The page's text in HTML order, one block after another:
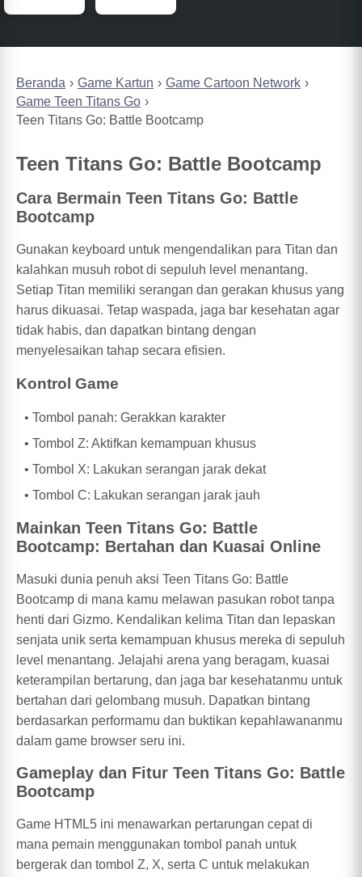
Beranda Game Kartun
Game Cartoon Network
Game Teen Titans Go
Teen Titans Go: Battle Bootcamp
Teen Titans Go: Battle Bootcamp
Cara Bermain Teen Titans Go: Battle
Bootcamp
Gunakan keyboard untuk mengendalikan para Titan dan
kalahkan musuh robot di sepuluh level menantang.
Setiap Titan memiliki serangan dan gerakan khusus yang
harus dikuasai. Tetap waspada, jaga bar kesehatan agar
tidak habis, dan dapatkan bintang dengan
menyelesaikan tahap secara efisien.
Kontrol Game
Tombol panah: Gerakkan karakter
Tombol Z: Aktifkan kemampuan khusus
Tombol X: Lakukan serangan jarak dekat
Tombol C: Lakukan serangan jarak jauh
Mainkan Teen Titans Go: Battle
Bootcamp: Bertahan dan Kuasai Online
Masuki dunia penuh aksi Teen Titans Go: Battle
Bootcamp di mana kamu melawan pasukan robot tanpa
henti dari Gizmo. Kendalikan kelima Titan dan lepaskan
senjata unik serta kemampuan khusus mereka di sepuluh
level menantang. Jelajahi arena yang beragam, kuasai
keterampilan bertarung, dan jaga bar kesehatanmu untuk
bertahan dari gelombang musuh. Dapatkan bintang
berdasarkan performamu dan buktikan kepahlawananmu
dalam game browser seru ini.
Gameplay dan Fitur Teen Titans Go: Battle
Bootcamp
Game HTML5 ini menawarkan pertarungan cepat di
mana pemain menggunakan tombol panah untuk
bergerak dan tombol Z, X, serta C untuk melakukan